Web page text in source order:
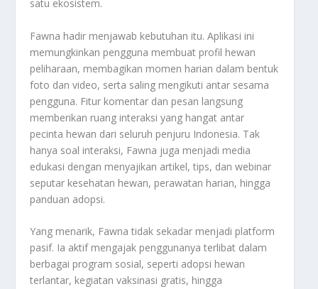
satu ekosistem.
Fawna hadir menjawab kebutuhan itu. Aplikasi ini
memungkinkan pengguna membuat profil hewan
peliharaan, membagikan momen harian dalam bentuk
foto dan video, serta saling mengikuti antar sesama
pengguna. Fitur komentar dan pesan langsung
memberikan ruang interaksi yang hangat antar
pecinta hewan dari seluruh penjuru Indonesia. Tak
hanya soal interaksi, Fawna juga menjadi media
edukasi dengan menyajikan artikel, tips, dan webinar
seputar kesehatan hewan, perawatan harian, hingga
panduan adopsi.
Yang menarik, Fawna tidak sekadar menjadi platform
pasif. Ia aktif mengajak penggunanya terlibat dalam
berbagai program sosial, seperti adopsi hewan
terlantar, kegiatan vaksinasi gratis, hingga